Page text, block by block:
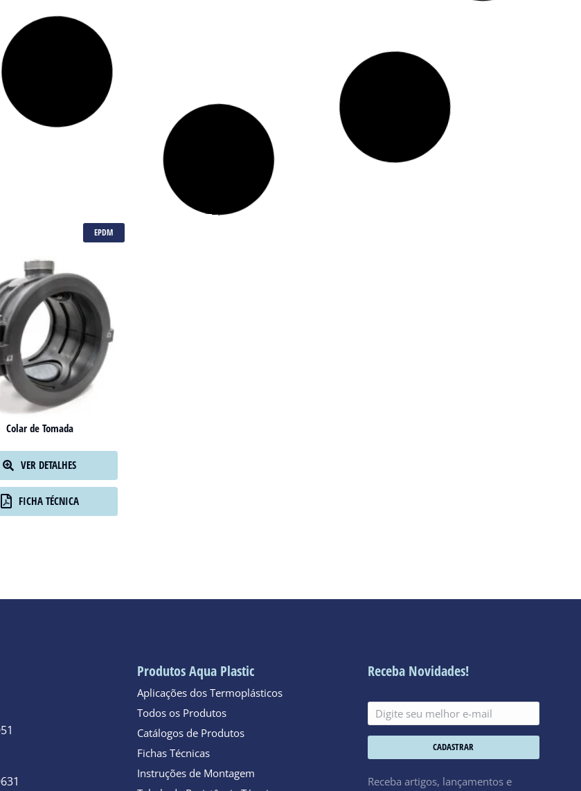
EPDM
Colar de Tomada
VER DETALHES
FICHA TÉCNICA
Produtos Aqua Plastic
Aplicações dos Termoplásticos
Todos os Produtos
Catálogos de Produtos
Fichas Técnicas
Instruções de Montagem
Receba Novidades!
CADASTRAR
Receba artigos, lançamentos e